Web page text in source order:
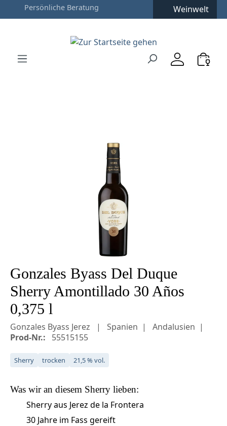
Zum Hauptinhalt springen
Zur Hauptnavigation springen
Weinwelt
Bildergalerie überspringen
Gonzales Byass Del Duque
Sherry Amontillado 30 Años
0,375 l
Gonzales Byass Jerez Spanien
Andalusien
Prod-Nr.:
55515155
Sherry trocken 21,5 % vol.
Was wir an diesem Sherry lieben:
Sherry aus Jerez de la Frontera
30 Jahre im Fass gereift